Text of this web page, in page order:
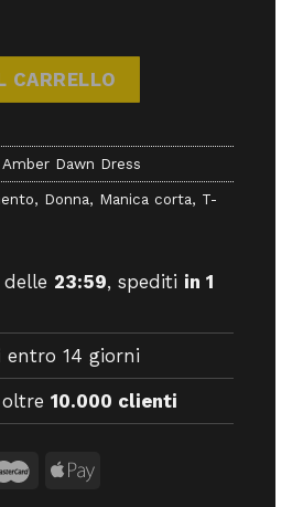
Dawn Dress - - Patagonia
CARRELLO
Dawn Dress
, Donna, Manica corta, T-
23:59, spediti in 1
entro 14 giorni
10.000 clienti